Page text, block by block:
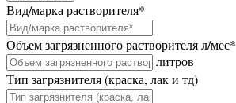
Вид/марка растворителя*
Объем загрязненного растворителя л/мес*
литров
Тип загрязнителя (краска, лак и тд)